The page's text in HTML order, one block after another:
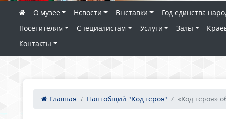
О музее Новости Выставки Год единства
Посетителям
Специалистам Услуги Залы
Контакты
Главная Наш общий "Код героя" «Код героя»